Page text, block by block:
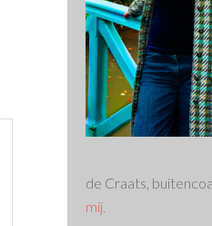
de Craats,
mij.